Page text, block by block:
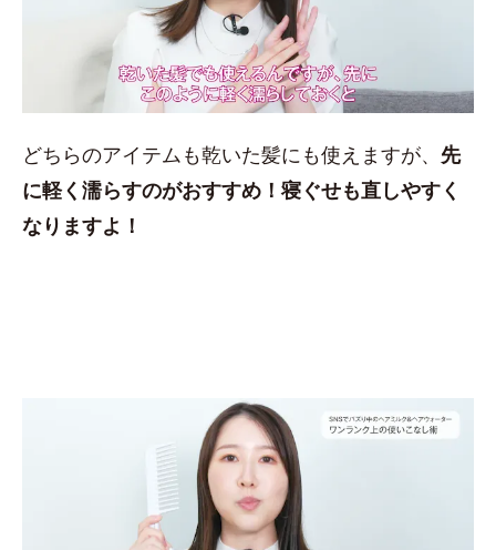
どちらのアイテムも乾いた髪にも使えますが、 先
に軽く濡らすのがおすすめ！寝ぐせも直しやすく
なりますよ！